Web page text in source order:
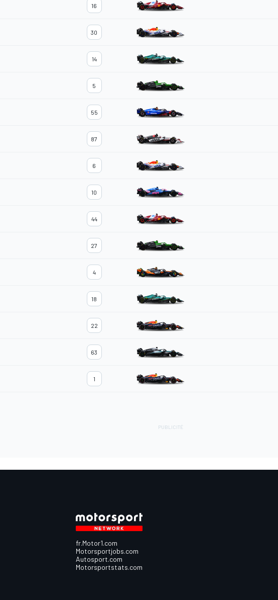
16
30
14
5
55
87
6
10
44
27
4
18
22
63
1
fr.Motor1.com
Motorsportjobs.com
Autosport.com
Motorsportstats.com